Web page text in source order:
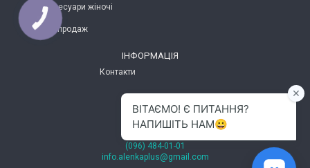
Аксесуари жіночі
Розпродаж
ІНФОРМАЦІЯ
Контакти
(096) 484-01-01
info.alenkaplus@gmail.com
КНОПКА
ЗВ'ЯЗКУ